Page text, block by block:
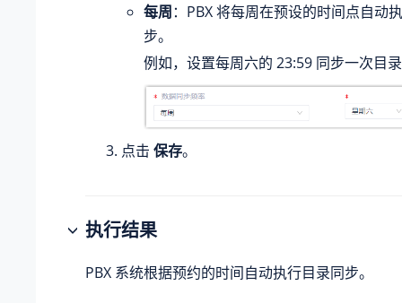
每周：PBX 将每周在预设的时间点自动
步。
例如，设置每周六的 23:59 同步一次目
点击 保存。
执行结果
PBX 系统根据预约的时间自动执行目录同步。